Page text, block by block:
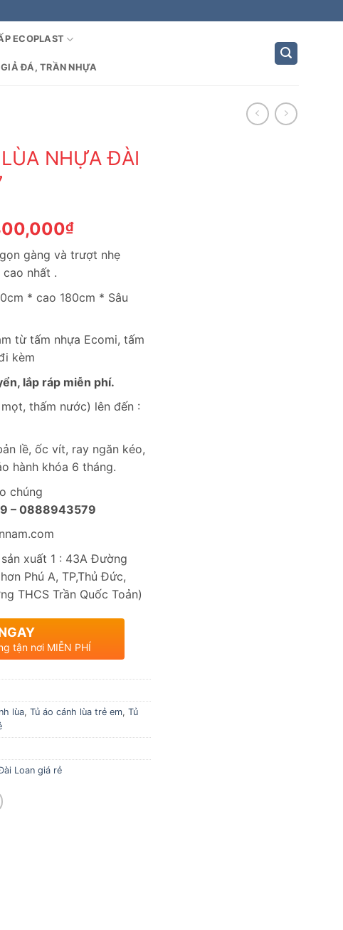
ECOPLAST
ĐÁ, TRẦN NHỰA
NHỰA ĐÀI
₫Giá
hiện
tại
2,300,000₫.
gàng và trượt nhẹ
cao nhất .
* cao 180cm * Sâu
từ tấm nhựa Ecomi, tấm
kèm
lắp ráp miễn phí.
thấm nước) lên đến :
lề, ốc vít, ray ngăn kéo,
hành khóa 6 tháng.
chúng
–0888943579
xuất 1 : 43A Đường
Phú A, TP,Thủ Đức,
THCS Trần Quốc Toản)
tận nơi MIỄN PHÍ
lùa, Tủ áo cánh lùa trẻ em, Tủ
Loan giá rẻ